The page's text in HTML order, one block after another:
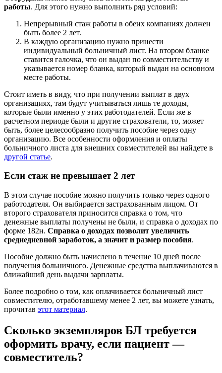
работы. Для этого нужно выполнить ряд условий:
Непрерывный стаж работы в обеих компаниях должен
быть более 2 лет.
В каждую организацию нужно принести
индивидуальный больничный лист. На втором бланке
ставится галочка, что он выдан по совместительству и
указывается номер бланка, который выдан на основном
месте работы.
Стоит иметь в виду, что при получении выплат в двух
организациях, там будут учитываться лишь те доходы,
которые были именно у этих работодателей. Если же в
расчетном периоде были и другие страхователи, то, может
быть, более целесообразно получить пособие через одну
организацию. Все особенности оформления и оплаты
больничного листа для внешних совместителей вы найдете в
другой статье.
Если стаж не превышает 2 лет
В этом случае пособие можно получить только через одного
работодателя. Он выбирается застрахованным лицом. От
второго страхователя приносится справка о том, что
денежные выплаты получены не были, и справка о доходах по
форме 182н. Справка о доходах позволит увеличить
среднедневной заработок, а значит и размер пособия.
Пособие должно быть начислено в течение 10 дней после
получения больничного. Денежные средства выплачиваются в
ближайший день выдачи зарплаты.
Более подробно о том, как оплачивается больничный лист
совместителю, отработавшему менее 2 лет, вы можете узнать,
прочитав этот материал.
Сколько экземпляров БЛ требуется
оформить врачу, если пациент —
совместитель?